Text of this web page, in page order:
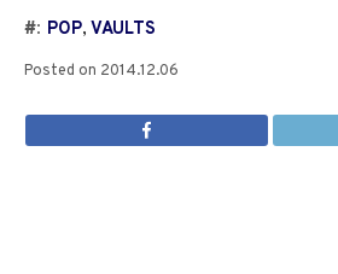
#: POP, VAULTS
Posted on 2014.12.06